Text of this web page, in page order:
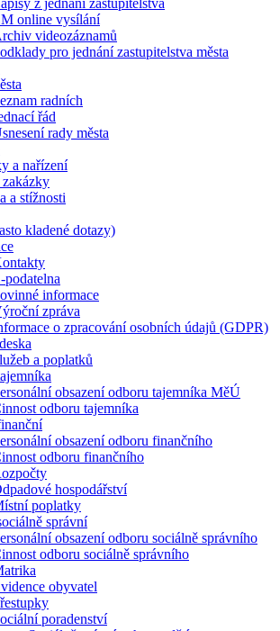
z jednání zastupitelstva
online vysílání
videozáznamů
pro jednání zastupitelstva města
radních
řád
rady města
a nařízení
zakázky
a stížnosti
kladené dotazy)
podatelna
informace
zpráva
o zpracování osobních údajů (GDPR)
a poplatků
obsazení odboru tajemníka MěÚ
odboru tajemníka
obsazení odboru finančního
odboru finančního
hospodářství
poplatky
správní
obsazení odboru sociálně správního
odboru sociálně správního
obyvatel
poradenství